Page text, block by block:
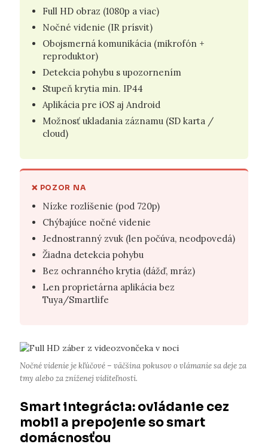
Full HD obraz (1080p a viac)
Nočné videnie (IR prísvit)
Obojsmerná komunikácia (mikrofón +
reproduktor)
Detekcia pohybu s upozornením
Stupeň krytia min. IP44
Aplikácia pre iOS aj Android
Možnosť ukladania záznamu (SD karta /
cloud)
❌ POZOR NA
Nízke rozlíšenie (pod 720p)
Chýbajúce nočné videnie
Jednostranný zvuk (len počúva, neodpovedá)
Žiadna detekcia pohybu
Bez ochranného krytia (dážď, mráz)
Len proprietárna aplikácia bez
Tuya/Smartlife
Nočné videnie je kľúčové – väčšina pokusov o vlámanie sa deje za
tmy alebo za zníženej viditeľnosti.
Smart integrácia: ovládanie cez
mobil a prepojenie so smart
domácnosťou